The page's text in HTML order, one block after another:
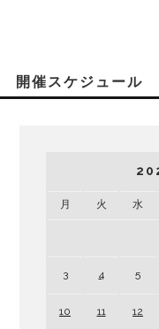
開催スケジュール
月 火 水
3 4 5
10 11 12